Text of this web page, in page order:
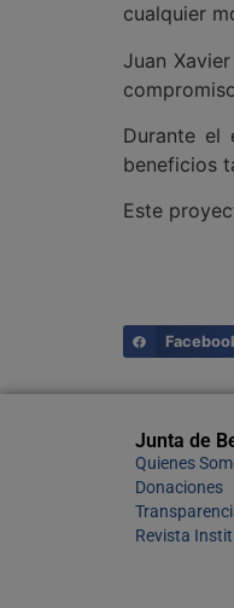
cualquier
Juan
Durante el
beneficios
Este
Junta de
Quienes
Donaciones
Revista